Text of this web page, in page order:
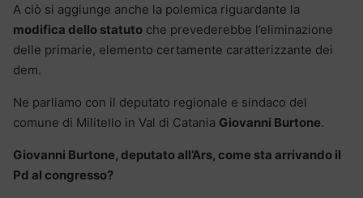
A ciò si aggiunge anche la polemica riguardante la
modifica dello statuto che prevederebbe l’eliminazione
delle primarie, elemento certamente caratterizzante dei
dem.
Ne parliamo con il deputato regionale e sindaco del
comune di Militello in Val di Catania Giovanni Burtone.
Giovanni Burtone, deputato all’Ars, come sta arrivando il
Pd al congresso?